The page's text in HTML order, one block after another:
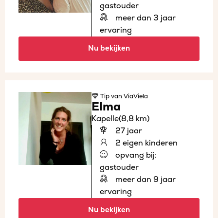
gastouder
meer dan 3 jaar
ervaring
Nu bekijken
Tipvan ViaViela
Elma
Kapelle(8,8 km)
27 jaar
2 eigen kinderen
opvang bij:
gastouder
meer dan 9 jaar
ervaring
Nu bekijken